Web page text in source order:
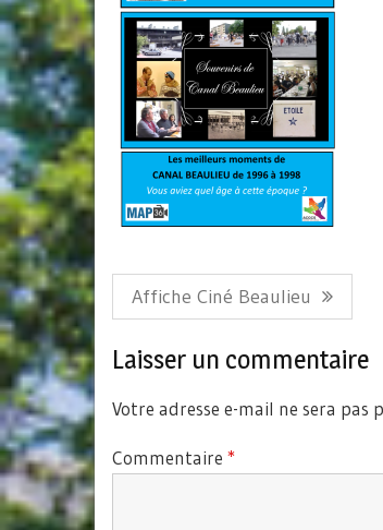
Navigation
de
l’article
Article
Affiche Ciné Beaulieu
Laisser un commentaire
Votre adresse e-mail ne sera pas
Commentaire *